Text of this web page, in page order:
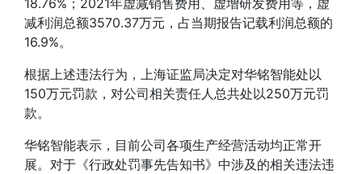
减利润总额3570.37万元，占当期报告记载利润总额的
16.9%。
根据上述违法行为，上海证监局决定对华铭智能处以
150万元罚款，对公司相关责任人总共处以250万元罚
款。
华铭智能表示，目前公司各项生产经营活动均正常开
展。对于《行政处罚事先告知书》中涉及的相关违法违